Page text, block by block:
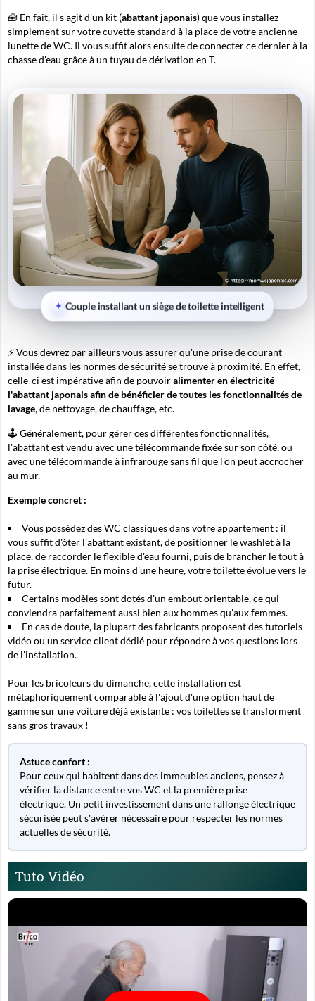
🧰 En fait, il s'agit d'un kit (abattant japonais) que vous installez
simplement sur votre cuvette standard à la place de votre ancienne
lunette de WC. Il vous suffit alors ensuite de connecter ce dernier à la
chasse d'eau grâce à un tuyau de dérivation en T.
Couple installant un siège de toilette intelligent
⚡ Vous devrez par ailleurs vous assurer qu'une prise de courant
installée dans les normes de sécurité se trouve à proximité. En effet,
celle-ci est impérative afin de pouvoiralimenter en électricité
l'abattant japonais afin de bénéficier de toutes les fonctionnalités de
lavage, de nettoyage, de chauffage, etc.
🕹 Généralement, pour gérer ces différentes fonctionnalités,
l'abattant est vendu avec une télécommande fixée sur son côté, ou
avec une télécommande à infrarouge sans fil que l'on peut accrocher
au mur.
Exemple concret :
Vous possédez des WC classiques dans votre appartement : il
vous suffit d'ôter l'abattant existant, de positionner le washlet à la
place, de raccorder le flexible d'eau fourni, puis de brancher le tout à
la prise électrique. En moins d'une heure, votre toilette évolue vers le
futur.
Certains modèles sont dotés d'un embout orientable, ce qui
conviendra parfaitement aussi bien aux hommes qu'aux femmes.
En cas de doute, la plupart des fabricants proposent des tutoriels
vidéo ou un service client dédié pour répondre à vos questions lors
de l'installation.
Pour les bricoleurs du dimanche, cette installation est
métaphoriquement comparable à l'ajout d'une option haut de
gamme sur une voiture déjà existante : vos toilettes se transforment
sans gros travaux !
Astuce confort :
Pour ceux qui habitent dans des immeubles anciens, pensez à
vérifier la distance entre vos WC et la première prise
électrique. Un petit investissement dans une rallonge électrique
sécurisée peut s'avérer nécessaire pour respecter les normes
actuelles de sécurité.
Tuto Vidéo